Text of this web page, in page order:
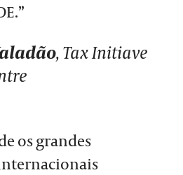
, Tax Initiave
os grandes